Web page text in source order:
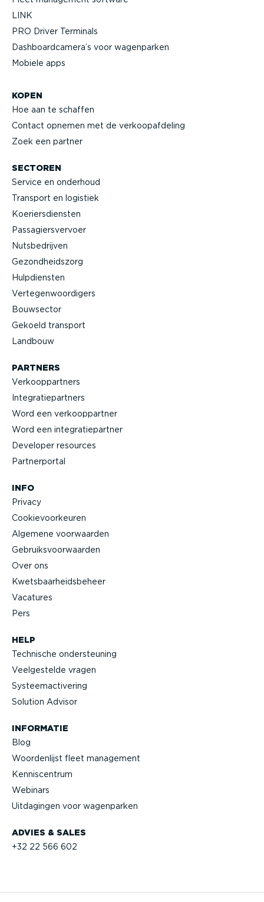
LINK
PRO Driver Terminals
Dashboard­camera’s voor wagenparken
Mobiele apps
KOPEN
Hoe aan te schaffen
Contact opnemen met de verkoop­af­deling
Zoek een partner
SECTOREN
Service en onderhoud
Transport en logistiek
Koeriers­diensten
Passa­giers­vervoer
Nutsbe­drijven
Gezond­heidszorg
Hulpdiensten
Verte­gen­woor­digers
Bouwsector
Gekoeld transport
Landbouw
ADVIES & SALES
+32 22 566 602
HELP
Technische onder­steuning
Veelge­stelde vragen
Systeem­ac­ti­vering
Solution Advisor
INFORMATIE
Blog
Woorden­lijst fleet management
Kennis­centrum
Webinars
Uitdagingen voor wagenparken
PARTNERS
Verkoop­partners
Integra­tie­partners
Word een verkoop­partner
Word een integra­tie­partner
Developer resources
Partner­portal
INFO
Privacy
Cookie­voor­keuren
Algemene voorwaarden
Gebruiks­voor­waarden
Over ons
Kwets­baar­heids­beheer
Vacatures
Pers